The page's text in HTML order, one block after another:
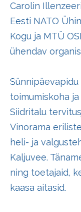
Carolin
Eesti NATO
Kogu ja MTÜ
ühendav
toimumiskoha
Siidritalu
Vinorama
heli- ja
Kaljuvee.
ning toetajaid,
kaasa aitasid.